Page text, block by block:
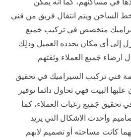
الساخن ويتم انتقال فريق من فني
متخصص في تركيب جَميع
إلى أي مكان يحدده العميل وذلِك
ارضاء جَميع العملاء وثقتهم.
فني تركيب السيراميك في تحقيق
البيت فهي تحاول دائما توفير
تحقيق جَميع رغبات العملاء، كما
وأحدث الاشكال التي يريد
كانت مساحته أو تصميم لانهم